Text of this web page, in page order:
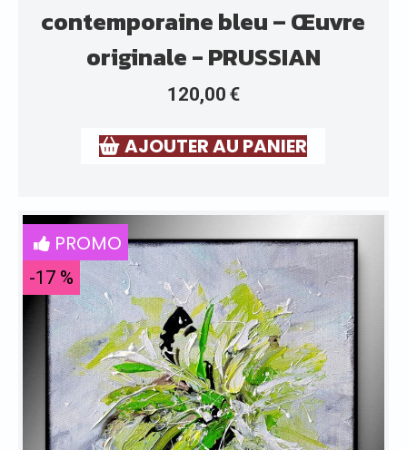
contemporaine bleu – Œuvre
originale - PRUSSIAN
120,00 €
AJOUTER AU PANIER
PROMO
-17 %